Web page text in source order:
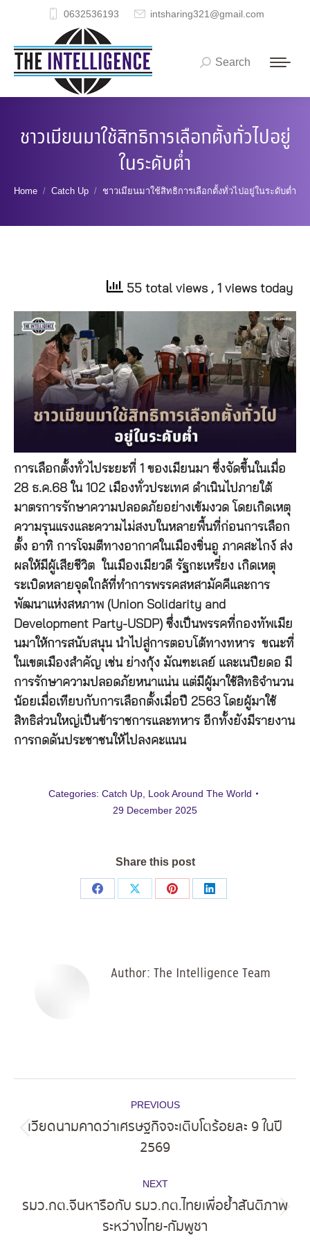
0632536193 intsharing321@gmail.com
Search:
Search
ชาวเมียนมาใช้สิทธิการเลือกตั้งทั่วไปอยู่
ในระดับต่ำ
You are here:
Home Catch Up ชาวเมียนมาใช้สิทธิการเลือกตั้งทั่วไปอยู่ในระดับต่ำ
55 total views , 1 views today
การเลือกตั้งทั่วไประยะที่ 1 ของเมียนมา ซึ่งจัดขึ้นในเมื่อ
28 ธ.ค.68 ใน 102 เมืองทั่วประเทศ ดำเนินไปภายใต้
มาตรการรักษาความปลอดภัยอย่างเข้มงวด โดยเกิดเหตุ
ความรุนแรงและความไม่สงบในหลายพื้นที่ก่อนการเลือก
ตั้ง อาทิ การโจมตีทางอากาศในเมืองขิ่นอู ภาคสะไกง์ ส่ง
ผลให้มีผู้เสียชีวิต ในเมืองเมียวดี รัฐกะเหรี่ยง เกิดเหตุ
ระเบิดหลายจุดใกล้ที่ทำการพรรคสหสามัคคีและการ
พัฒนาแห่งสหภาพ (Union Solidarity and
Development Party-USDP) ซึ่งเป็นพรรคที่กองทัพเมีย
นมาให้การสนับสนุน นำไปสู่การตอบโต้ทางทหาร ขณะที่
ในเขตเมืองสำคัญ เช่น ย่างกุ้ง มัณฑะเลย์ และเนปียดอ มี
การรักษาความปลอดภัยหนาแน่น แต่มีผู้มาใช้สิทธิจำนวน
น้อยเมื่อเทียบกับการเลือกตั้งเมื่อปี 2563 โดยผู้มาใช้
สิทธิส่วนใหญ่เป็นข้าราชการและทหาร อีกทั้งยังมีรายงาน
การกดดันประชาชนให้ไปลงคะแนน
Categories: Catch Up, Look Around The World
29 December 2025
Share this post
Share
Share
Share
Share
Author: The Intelligence Team
navigation
PREVIOUS
post:
เวียดนามคาดว่าเศรษฐกิจจะเติบโตร้อยละ 9 ในปี
2569
NEXT
post:
รมว.กต.จีนหารือกับ รมว.กต.ไทยเพื่อย้ำสันติภาพ
ระหว่างไทย-กัมพูชา